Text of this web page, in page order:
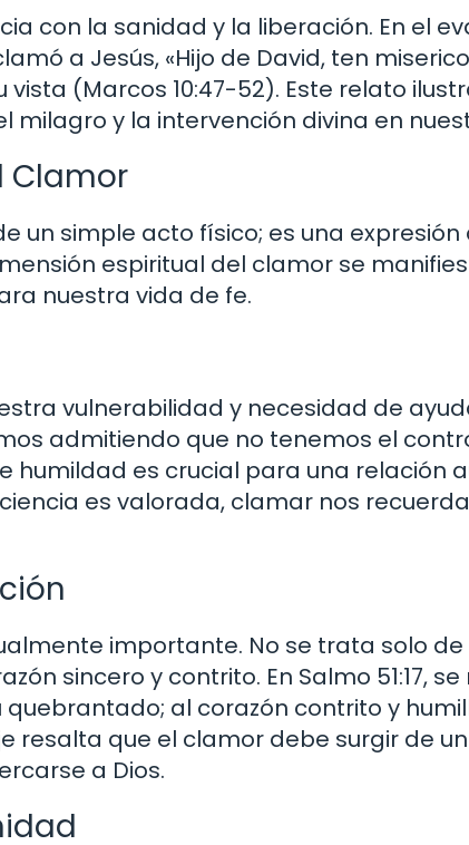
con la sanidad y la liberación. En el
a Jesús, «Hijo de David, ten
(Marcos 10:47-52). Este relato
milagro y la intervención divina en
Clamor
un simple acto físico; es una
espiritual del clamor se
nuestra vida de fe.
vulnerabilidad y necesidad de
admitiendo que no tenemos el
humildad es crucial para una relación
es valorada, clamar nos
importante. No se trata solo
sincero y contrito. En Salmo 51:17,
quebrantado; al corazón contrito y
resalta que el clamor debe surgir de
a Dios.